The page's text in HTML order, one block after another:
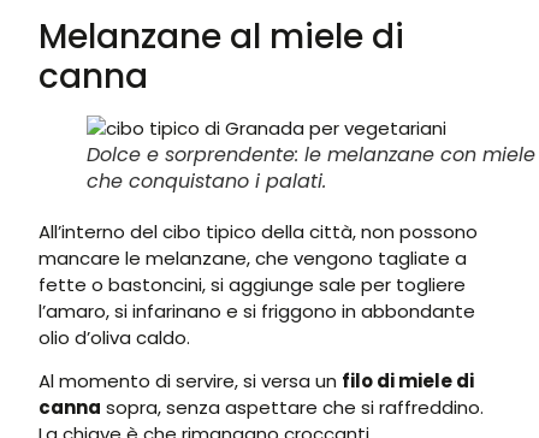
Melanzane al miele di
canna
Dolce e sorprendente: le melanzane con miele
che conquistano i palati.
All’interno del cibo tipico della città, non possono
mancare le melanzane, che vengono tagliate a
fette o bastoncini, si aggiunge sale per togliere
l’amaro, si infarinano e si friggono in abbondante
olio d’oliva caldo.
Al momento di servire, si versa un filo di miele di
canna sopra, senza aspettare che si raffreddino.